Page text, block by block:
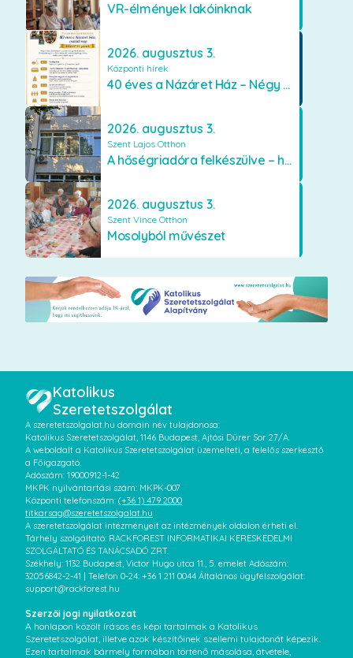
VR-élmények lakóinknak
2026. augusztus 3.
Központi hírek
40 éves a Názáret Ház – Négy évtized szeretetben és gondoskodásban
2026. augusztus 3.
Szent Lajos Otthon
A hőségriadóra felkészülve – hűsítő fejlesztések a Szent Lajos Otthonban
2026. augusztus 3.
Szent Vince Otthon
Mosolyból művészet
Katolikus
Szeretetszolgálat
A szeretetszolgalat.hu domain név tulajdonosa:
Katolikus Szeretetszolgálat, 1146 Budapest, Ajtósi Dürer Sor 27/A.
A weboldalt a Katolikus Szeretetszolgálat üzemelteti, a felelős szerkesztő
a Főigazgató.
Adószám: 19000912-1-42
MKPK nyilvántartási szám: MKPK-007
Központi telefonszám: (+36 1) 479 2000
titkarsag@szeretetszolgalat.hu
A szeretetszolgálat intézményeit az intézmények oldalon érheti el.
Tárhely szolgáltató: RACKFOREST INFORMATIKAI KERESKEDELMI
SZOLGÁLTATÓ ÉS TANÁCSADÓ ZRT.
Székhely: 1132 Budapest, Victor Hugo utca 11., 5. emelet Adószám:
32056842-2-41 | Telefon 0-24: +36 1 211 0044 Általános ügyfélszolgálat:
support@rackforest.hu
Szerzői jogi nyilatkozat
A honlapon közölt írásos és képi tartalmak a Katolikus
Szeretetszolgálat, illetve azok készítőinek szellemi tulajdonát képezik.
Ezen tartalmak bármely formában történő másolása, átvétele,